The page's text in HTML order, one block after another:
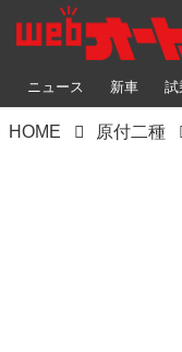
ニュース 新車 試
HOME 原付二種